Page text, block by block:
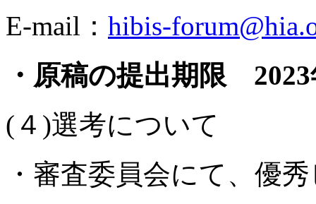
E-mail： hibis-
・原稿の提出期限
(４)選考について
・審査委員会にて、優